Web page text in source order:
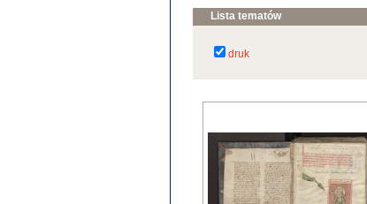
Lista tematów
druk